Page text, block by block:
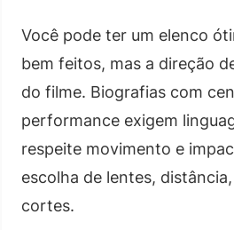
Você pode ter um elenco
bem feitos, mas a direção
do filme. Biografias com
performance exigem
respeite movimento e
escolha de lentes,
cortes.